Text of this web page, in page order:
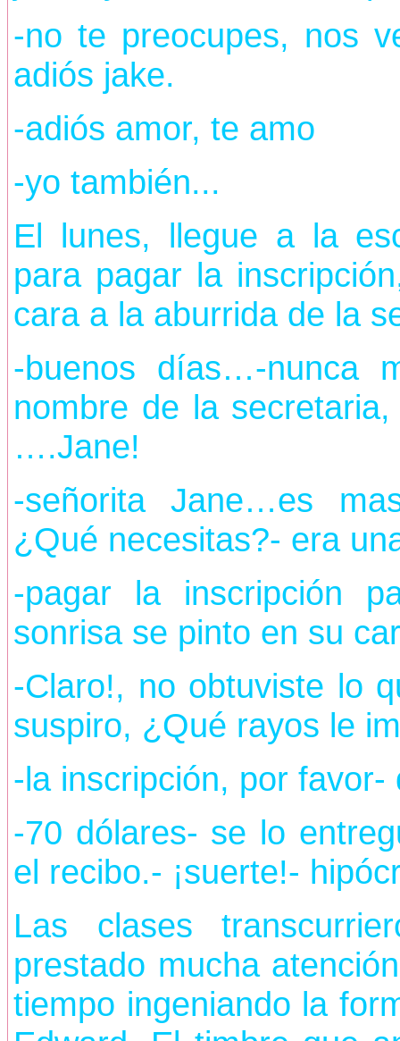
-no te preocupes, nos
adiós jake.
-adiós amor, te amo
-yo también...
El lunes, llegue a la
para pagar la
cara a la aburrida de la
-buenos días…-nunca
nombre de la
….Jane!
-señorita Jane…es
¿Qué necesitas?- era
-pagar la inscripción
sonrisa se pinto en su
-Claro!, no obtuviste lo
suspiro, ¿Qué rayos le
-la inscripción, por
-70 dólares- se lo
el recibo.- ¡suerte!-
Las clases
prestado mucha
tiempo ingeniando la